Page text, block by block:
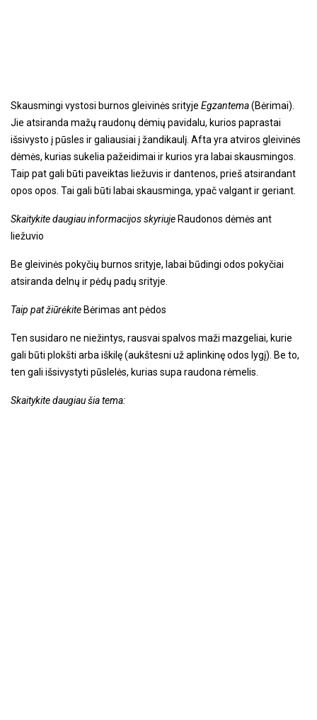
Skausmingi vystosi burnos gleivinės srityje Egzantema(Bėrimai).
Jie atsiranda mažų raudonų dėmių pavidalu, kurios paprastai
išsivysto į pūsles ir galiausiai į žandikaulį. Afta yra atviros gleivinės
dėmės, kurias sukelia pažeidimai ir kurios yra labai skausmingos.
Taip pat gali būti paveiktas liežuvis ir dantenos, prieš atsirandant
opos opos. Tai gali būti labai skausminga, ypač valgant ir geriant.
Skaitykite daugiau informacijos skyriuje Raudonos dėmės ant
liežuvio
Be gleivinės pokyčių burnos srityje, labai būdingi odos pokyčiai
atsiranda delnų ir pėdų padų srityje.
Taip pat žiūrėkite Bėrimas ant pėdos
Ten susidaro ne niežintys, rausvai spalvos maži mazgeliai, kurie
gali būti plokšti arba iškilę (aukštesni už aplinkinę odos lygį). Be to,
ten gali išsivystyti pūslelės, kurias supa raudona rėmelis.
Skaitykite daugiau šia tema: